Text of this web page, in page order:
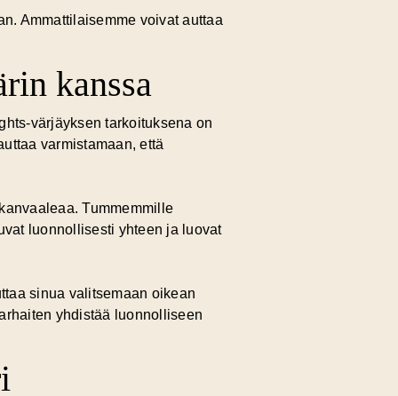
Ammattilaisemme voivat auttaa
kanssa
värjäyksen tarkoituksena on
varmistamaan, että
Tummemmille
luonnollisesti yhteen ja luovat
sinua valitsemaan oikean
yhdistää luonnolliseen